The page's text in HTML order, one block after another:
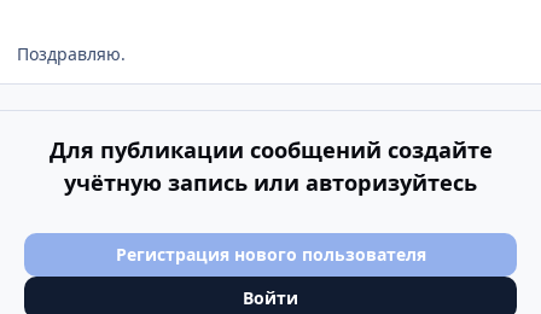
Поздравляю.
Для публикации сообщений создайте
учётную запись или авторизуйтесь
Регистрация нового пользователя
Войти